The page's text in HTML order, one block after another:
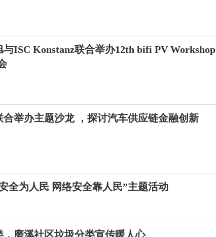
ISC Konstanz联合举办12th bifi PV Workshop
举办主题沙龙 ，探讨汽车供应链金融创新
全为人民 网络安全靠人民”主题活动
，磨溪社区垃圾分类宣传暖人心